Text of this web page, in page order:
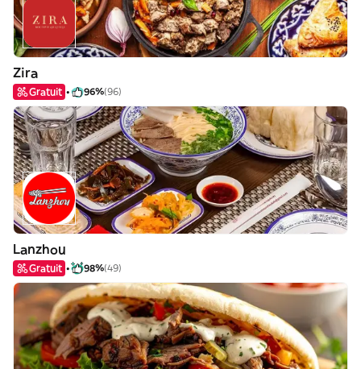
Zira
Gratuit 96%(96)
Lanzhou
Gratuit 98%(49)